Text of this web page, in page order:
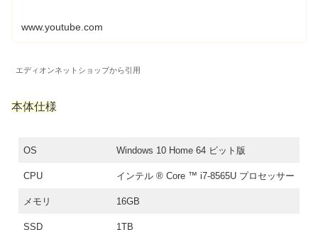
www.youtube.com
エディオンネットショップから引用
本体仕様
OS Windows 10 Home 64 ビット版
CPU インテル ® Core ™ i7-8565U プロセッサー
メモリ 16GB
SSD 1TB